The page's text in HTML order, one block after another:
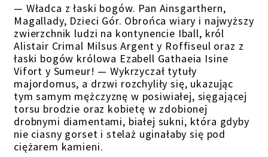
— Władca z łaski bogów. Pan Ainsgarthern,
Magallady, Dzieci Gór. Obrońca wiary i najwyższy
zwierzchnik ludzi na kontynencie Iball, król
Alistair Crimal Milsus Argent y Roffiseul oraz z
łaski bogów królowa Ezabell Gathaeia Isine
Vifort y Sumeur! — Wykrzyczał tytuły
majordomus, a drzwi rozchyliły się, ukazując
tym samym mężczyznę w posiwiałej, sięgającej
torsu brodzie oraz kobietę w zdobionej
drobnymi diamentami, białej sukni, która gdyby
nie ciasny gorset i stelaż uginałaby się pod
ciężarem kamieni.